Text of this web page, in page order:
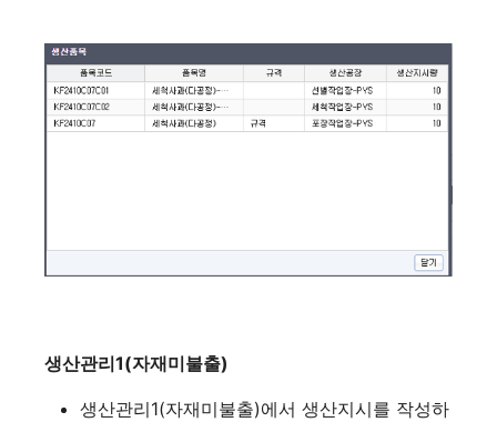
생산관리1(자재미불출)
생산관리1(자재미불출)에서 생산지시를 작성하